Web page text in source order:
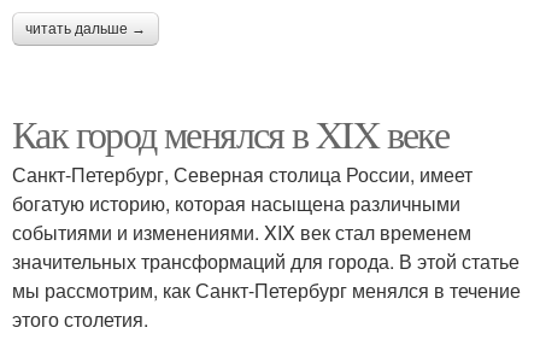
читать дальше →
Как город менялся в XIX веке
Санкт-Петербург, Северная столица России, имеет
богатую историю, которая насыщена различными
событиями и изменениями. XIX век стал временем
значительных трансформаций для города. В этой статье
мы рассмотрим, как Санкт-Петербург менялся в течение
этого столетия.